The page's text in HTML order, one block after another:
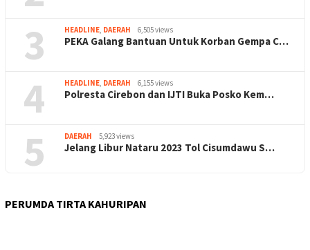
3 HEADLINE, DAERAH 6,505 views
PEKA Galang Bantuan Untuk Korban Gempa C…
4 HEADLINE, DAERAH 6,155 views
Polresta Cirebon dan IJTI Buka Posko Kem…
5 DAERAH 5,923 views
Jelang Libur Nataru 2023 Tol Cisumdawu S…
PERUMDA TIRTA KAHURIPAN